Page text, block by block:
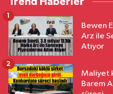
Bewen
Arz ile
Atıyor
1
Maliyet
Barem
2